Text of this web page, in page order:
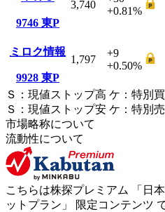
9746 東P
3,740
+0.81%
ミロク情報
9928 東P
1,797
+9
+0.50%
Ｓ ： 現値ストップ高 ケ ： 特別
Ｓ ： 現値ストップ安 ケ ： 特別売
市場略称について
流動性について
こちらは株探プレミアム 「 日
ットプラン 」 限定コンテンツ